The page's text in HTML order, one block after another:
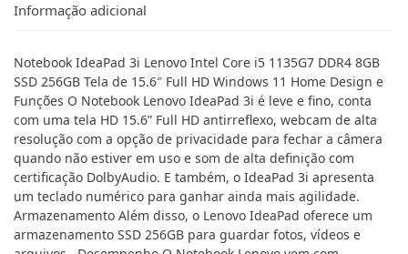
Informação adicional
Notebook IdeaPad 3i Lenovo Intel Core i5 1135G7 DDR4 8GB
SSD 256GB Tela de 15.6″ Full HD Windows 11 Home Design e
Funções O Notebook Lenovo IdeaPad 3i é leve e fino, conta
com uma tela HD 15.6” Full HD antirreflexo, webcam de alta
resolução com a opção de privacidade para fechar a câmera
quando não estiver em uso e som de alta definição com
certificação DolbyAudio. E também, o IdeaPad 3i apresenta
um teclado numérico para ganhar ainda mais agilidade.
Armazenamento Além disso, o Lenovo IdeaPad oferece um
armazenamento SSD 256GB para guardar fotos, vídeos e